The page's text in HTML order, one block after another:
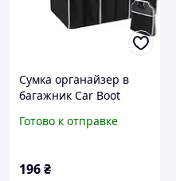
Сумка органайзер в
багажник Car Boot
515438Rea
Готово к отправке
196₴